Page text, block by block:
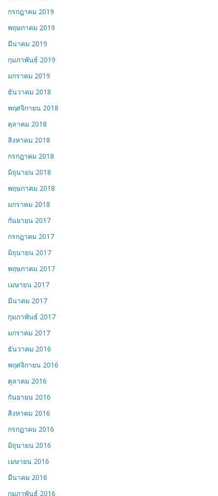
กรกฎาคม 2019
พฤษภาคม 2019
มีนาคม 2019
กุมภาพันธ์ 2019
มกราคม 2019
ธันวาคม 2018
พฤศจิกายน 2018
ตุลาคม 2018
สิงหาคม 2018
กรกฎาคม 2018
มิถุนายน 2018
พฤษภาคม 2018
มกราคม 2018
กันยายน 2017
กรกฎาคม 2017
มิถุนายน 2017
พฤษภาคม 2017
เมษายน 2017
มีนาคม 2017
กุมภาพันธ์ 2017
มกราคม 2017
ธันวาคม 2016
พฤศจิกายน 2016
ตุลาคม 2016
กันยายน 2016
สิงหาคม 2016
กรกฎาคม 2016
มิถุนายน 2016
เมษายน 2016
มีนาคม 2016
กุมภาพันธ์ 2016